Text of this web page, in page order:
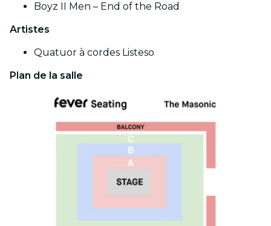
Boyz II Men – End of the Road
Artistes
Quatuor à cordes Listeso
Plan de la salle